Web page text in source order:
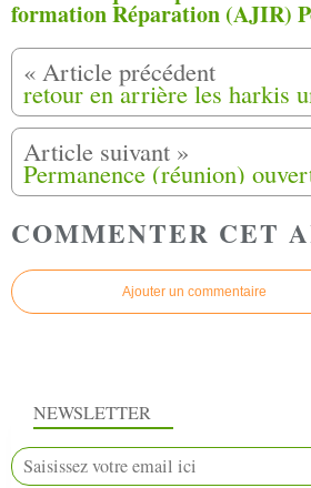
formation Réparation (AJIR)
COMMENTER CET
Ajouter un commentaire
NEWSLETTER